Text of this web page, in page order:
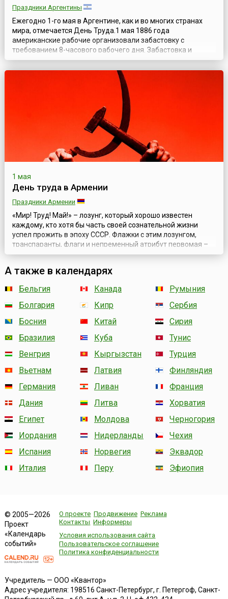
Праздники Аргентины
Ежегодно 1-го мая в Аргентине, как и во многих странах
мира, отмечается День Труда.1 мая 1886 года
американские рабочие организовали забастовку с
требованием 8-часового рабочего дня. Забастовка и
сопутствующая демонстрация закончились
кровопролитным столкновением с полицией.В июле 1889
года Парижский конгресс II Интернационала, в память о
выступлении рабочих Чикаго, принял решение о провед...
1 мая
День труда в Армении
Праздники Армении
«Мир! Труд! Май!» – лозунг, который хорошо известен
каждому, кто хотя бы часть своей сознательной жизни
успел прожить в эпоху СССР. Флажки с этим лозунгом,
транспаранты, флаги и непременный атрибут первомая –
демонстрация остались в памяти людей, отмечавших День
Союзе. В отличие от многих праздников, отмечавшихся в
А также в календарях
Бельгия
Болгария
Босния
Бразилия
Венгрия
Вьетнам
Германия
Дания
Египет
Иордания
Испания
Италия
Канада
Кипр
Китай
Куба
Кыргызстан
Латвия
Ливан
Литва
Молдова
Нидерланды
Норвегия
Перу
Румыния
Сербия
Сирия
Тунис
Турция
Финляндия
Франция
Хорватия
Черногория
Чехия
Эквадор
Эфиопия
© 2005—2026
Проект
«Календарь
событий»
О проекте Продвижение Реклама
Контакты Информеры
Условия использования сайта
Пользовательское соглашение
Политика конфиденциальности
Учредитель — ООО «Квантор»
Адрес учредителя: 198516 Санкт-Петербург, г. Петергоф, Санкт-